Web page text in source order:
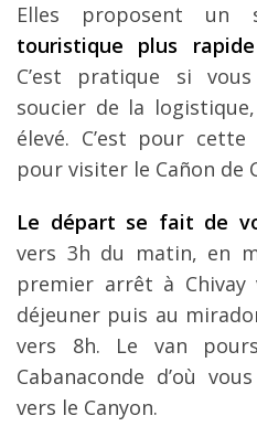
Elles proposent un
touristique plus
C’est pratique si
soucier de la
élevé. C’est pour
pour visiter le Cañon de
Le départ se fait de
vers 3h du matin, en
premier arrêt à
déjeuner puis au
vers 8h. Le van
Cabanaconde d’où
vers le Canyon.